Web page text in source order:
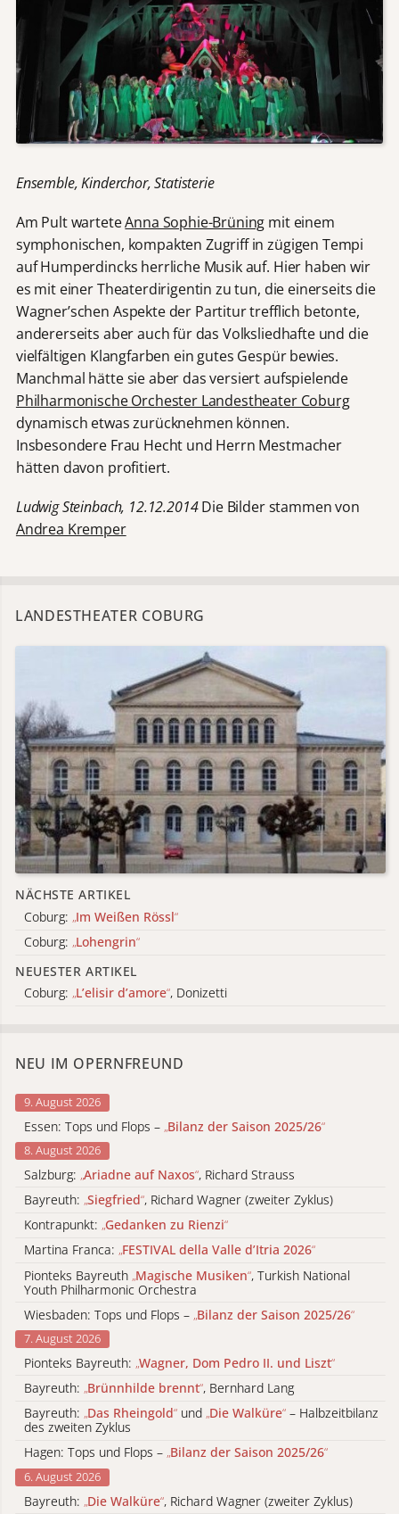
Ensemble, Kinderchor, Statisterie
Am Pult warteteAnna Sophie-Brüning mit einem
symphonischen, kompakten Zugriff in zügigen Tempi
auf Humperdincks herrliche Musik auf. Hier haben wir
es mit einer Theaterdirigentin zu tun, die einerseits die
Wagner’schen Aspekte der Partitur trefflich betonte,
andererseits aber auch für das Volksliedhafte und die
vielfältigen Klangfarben ein gutes Gespür bewies.
Manchmal hätte sie aber das versiert aufspielende
Philharmonische Orchester Landestheater Coburg
dynamisch etwas zurücknehmen können.
Insbesondere Frau Hecht und Herrn Mestmacher
hätten davon profitiert.
Ludwig Steinbach, 12.12.2014Die Bilder stammen von
Andrea Kremper
LANDESTHEATER COBURG
NÄCHSTE ARTIKEL
Coburg: „Im Weißen Rössl“
Coburg: „Lohengrin“
NEUESTER ARTIKEL
Coburg: „L’elisir d’amore“, Donizetti
NEU IM OPERNFREUND
9. August 2026
Essen: Tops und Flops – „Bilanz der Saison 2025/26“
8. August 2026
Salzburg: „Ariadne auf Naxos“, Richard Strauss
Bayreuth: „Siegfried“, Richard Wagner (zweiter Zyklus)
Kontrapunkt: „Gedanken zu Rienzi“
Martina Franca: „FESTIVAL della Valle d’Itria 2026“
Pionteks Bayreuth „Magische Musiken“, Turkish National
Youth Philharmonic Orchestra
Wiesbaden: Tops und Flops – „Bilanz der Saison 2025/26“
7. August 2026
Pionteks Bayreuth: „Wagner, Dom Pedro II. und Liszt“
Bayreuth: „Brünnhilde brennt“, Bernhard Lang
Bayreuth: „Das Rheingold“ und „Die Walküre“ – Halbzeitbilanz
des zweiten Zyklus
Hagen: Tops und Flops – „Bilanz der Saison 2025/26“
6. August 2026
Bayreuth: „Die Walküre“, Richard Wagner (zweiter Zyklus)